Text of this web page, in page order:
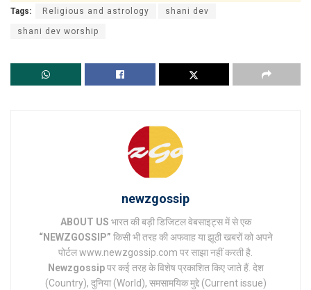
Tags: Religious and astrology shani dev
shani dev worship
newzgossip
ABOUT US भारत की बड़ी डिजिटल वेबसाइट्स में से एक
“NEWZGOSSIP” किसी भी तरह की अफवाह या झूठी खबरों को अपने
पोर्टल www.newzgossip.com पर साझा नहीं करती है.
Newzgossipपर कई तरह के विशेष प्रकाशित किए जाते हैं. देश
(Country), दुनिया (World), समसामयिक मुद्दे (Current issue)